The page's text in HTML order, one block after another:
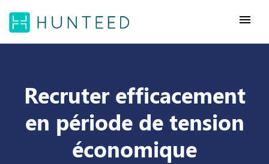
menu
Recruter efficacement
en période de tension
économique